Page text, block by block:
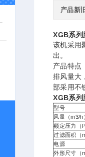
产品新
XGB系列
该机采用
出。
产品特点
排风量大
部采用不
XGB系列
型号
风量（m3/h
额定压力（
过滤面积（
电源
外形尺寸（